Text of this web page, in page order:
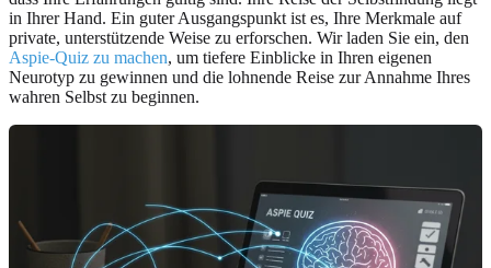
in Ihrer Hand. Ein guter Ausgangspunkt ist es, Ihre Merkmale auf
private, unterstützende Weise zu erforschen. Wir laden Sie ein, den
Aspie-Quiz zu machen, um tiefere Einblicke in Ihren eigenen
Neurotyp zu gewinnen und die lohnende Reise zur Annahme Ihres
wahren Selbst zu beginnen.